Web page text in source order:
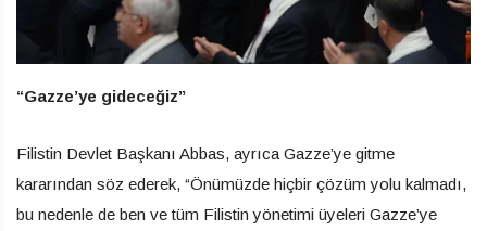
“Gazze’ye gideceğiz”
Filistin Devlet Başkanı Abbas, ayrıca Gazze’ye gitme
kararından söz ederek, “Önümüzde hiçbir çözüm yolu kalmadı,
bu nedenle de ben ve tüm Filistin yönetimi üyeleri Gazze’ye